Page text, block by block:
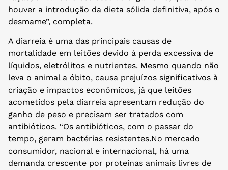
houver a introdução da dieta sólida definitiva, após o
desmame”, completa.
A diarreia é uma das principais causas de
mortalidade em leitões devido à perda excessiva de
líquidos, eletrólitos e nutrientes. Mesmo quando não
leva o animal a óbito, causa prejuízos significativos à
criação e impactos econômicos, já que leitões
acometidos pela diarreia apresentam redução do
ganho de peso e precisam ser tratados com
antibióticos. “Os antibióticos, com o passar do
tempo, geram bactérias resistentes.No mercado
consumidor, nacional e internacional, há uma
demanda crescente por proteínas animais livres de